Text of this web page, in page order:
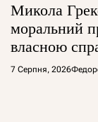
Микола
моральний
власною
7 Серпня, 2026